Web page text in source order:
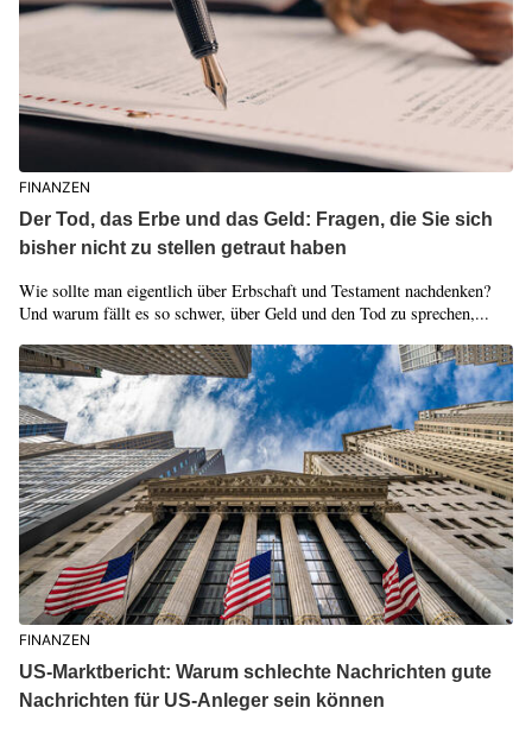
FINANZEN
Der Tod, das Erbe und das Geld: Fragen, die Sie sich
bisher nicht zu stellen getraut haben
Wie sollte man eigentlich über Erbschaft und Testament nachdenken?
Und warum fällt es so schwer, über Geld und den Tod zu sprechen,...
FINANZEN
US-Marktbericht: Warum schlechte Nachrichten gute
Nachrichten für US-Anleger sein können